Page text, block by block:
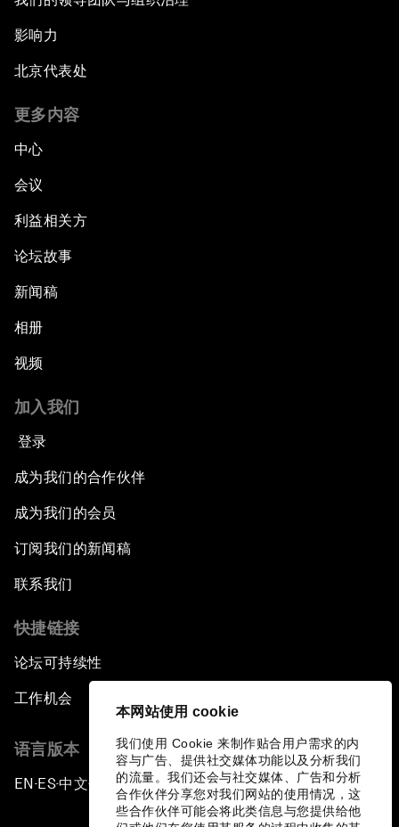
本网站使用 cookie
我们使用 Cookie 来制作贴合用户需求的内
容与广告、提供社交媒体功能以及分析我们
的流量。我们还会与社交媒体、广告和分析
合作伙伴分享您对我们网站的使用情况，这
些合作伙伴可能会将此类信息与您提供给他
影响力
北京代表处
更多内容
中心
会议
利益相关方
论坛故事
新闻稿
相册
视频
加入我们
登录
成为我们的合作伙伴
成为我们的会员
订阅我们的新闻稿
联系我们
快捷链接
论坛可持续性
工作机会
语言版本
EN ▪ES▪中文▪ 日本語